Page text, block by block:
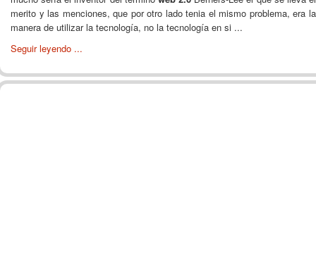
merito y las menciones, que por otro lado tenia el mismo problema, era la
manera de utilizar la tecnología, no la tecnología en si ...
Seguir leyendo ...